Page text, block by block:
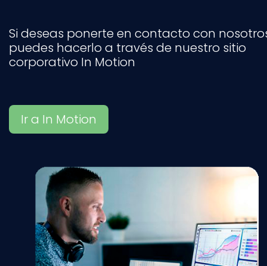
Si deseas ponerte en contacto con
puedes hacerlo a través de nuestro sitio
corporativo In Motion
Ir a In Motion